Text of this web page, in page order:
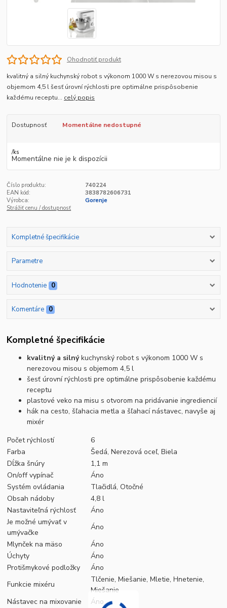
Ohodnotiť produkt
kvalitný a silný kuchynský robot s výkonom 1000 W s nerezovou misou s
objemom 4,5 l šesť úrovní rýchlosti pre optimálne prispôsobenie
každému receptu... celý popis
Dostupnosť Momentálne nedostupné
/ks
Momentálne nie je k dispozícii
Číslo produktu:
740224
EAN kód:
3838782606731
Výrobca:
Gorenje
Strážiť cenu / dostupnosť
Kompletné špecifikácie
Parametre
Hodnotenie 0
Komentáre 0
Kompletné špecifikácie
kvalitný a silnýkuchynský robot s výkonom 1000 W s
nerezovou misou s objemom 4,5 l
šesť úrovní rýchlosti pre optimálne prispôsobenie každému
receptu
plastové veko na misu s otvorom na pridávanie ingrediencií
hák na cesto, šľahacia metla a šľahací nástavec, navyše aj
mixér
Počet rýchlostí
6
Farba
Šedá, Nerezová oceľ, Biela
Dĺžka šnúry
1,1 m
On/off vypínač
Áno
Systém ovládania
Tlačidlá, Otočné
Obsah nádoby
4,8 l
Nastaviteľná rýchlosť
Áno
Je možné umývať v
umývačke
Áno
Mlynček na mäso
Áno
Úchyty
Áno
Protišmykové podložky
Áno
Funkcie mixéru
Tlčenie, Miešanie, Mletie, Hnetenie,
Miešanie
Nástavec na mixovanie
Áno